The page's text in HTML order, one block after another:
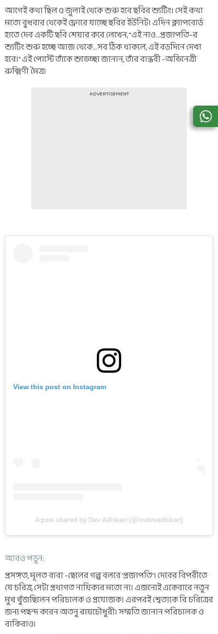
আগেই কথা ছিল ৫ জুলাই থেকে শুরু হবে ছবির শ্যুটিং। সেই কথা
মতো বুধবার থেকেই ফ্লোরে যাচ্ছে ছবির ইউনিট। এদিন ক্ল্যাপবোর্ড
হাতে দেব একটি ছবি শেয়ার করে লেখেন, "এই নাও...প্রজাপতি-র
শ্যুটিং শুরু হচ্ছে আজ থেকে...সব ঠিক থাকলে, এই বড়দিনে দেখা
হবে।" এই পোস্টে তাঁকে শুভেচ্ছা জানান, তাঁর বান্ধবী -অভিনেত্রী
রুক্মিণী মৈত্র।
ADVERTISEMENT
View this post on Instagram
A post shared by Dev Adhikari (@imdevadhikari)
আরও পড়ুন:
প্রসঙ্গত, মূলত বাবা -ছেলের গল্প বলবে 'প্রজাপতি'। দেবের বিপরীতে
যে চরিত্র, সেটা প্রথাগত নায়িকার মতো না। এজন্যেই একেবারে নতুন
মুখ খুঁজছিলেন পরিচালক ও প্রযোজক। এরপরই শ্বেতাকে রি চরিত্রের
জন্য পছন্দ করেন অতনু রায়চৌধুরী। সম্মতি জানান পরিচালক ও
বাকিরাও।